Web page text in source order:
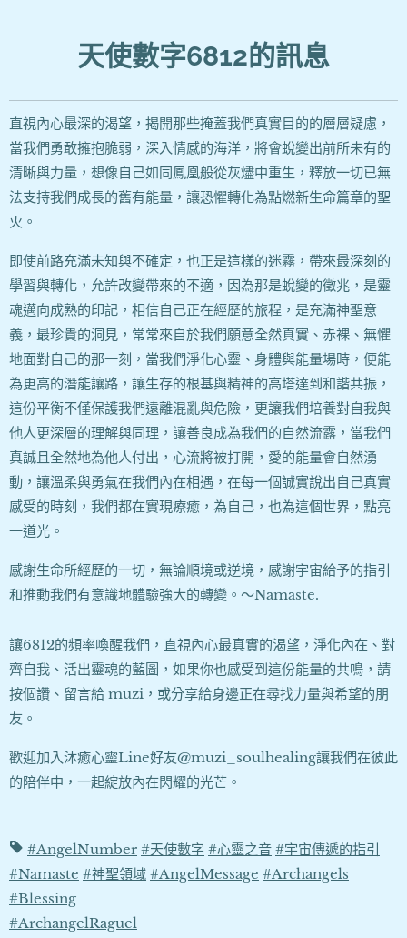
天使數字6812的訊息
直視內心最深的渴望，揭開那些掩蓋我們真實目的的層層疑慮，
當我們勇敢擁抱脆弱，深入情感的海洋，將會蛻變出前所未有的
清晰與力量，想像自己如同鳳凰般從灰燼中重生，釋放一切已無
法支持我們成長的舊有能量，讓恐懼轉化為點燃新生命篇章的聖
火。
即使前路充滿未知與不確定，也正是這樣的迷霧，帶來最深刻的
學習與轉化，允許改變帶來的不適，因為那是蛻變的徵兆，是靈
魂邁向成熟的印記，相信自己正在經歷的旅程，是充滿神聖意
義，最珍貴的洞見，常常來自於我們願意全然真實、赤裸、無懼
地面對自己的那一刻，當我們淨化心靈、身體與能量場時，便能
為更高的潛能讓路，讓生存的根基與精神的高塔達到和諧共振，
這份平衡不僅保護我們遠離混亂與危險，更讓我們培養對自我與
他人更深層的理解與同理，讓善良成為我們的自然流露，當我們
真誠且全然地為他人付出，心流將被打開，愛的能量會自然湧
動，讓溫柔與勇氣在我們內在相遇，在每一個誠實說出自己真實
感受的時刻，我們都在實現療癒，為自己，也為這個世界，點亮
一道光。
感謝生命所經歷的一切，無論順境或逆境，感謝宇宙給予的指引
和推動我們有意識地體驗強大的轉變。～Namaste.
讓6812的頻率喚醒我們，直視內心最真實的渴望，淨化內在、對
齊自我、活出靈魂的藍圖，如果你也感受到這份能量的共鳴，請
按個讚、留言給 muzi，或分享給身邊正在尋找力量與希望的朋
友。
歡迎加入沐癒心靈Line好友@muzi_soulhealing讓我們在彼此
的陪伴中，一起綻放內在閃耀的光芒。
#AngelNumber #天使數字 #心靈之音 #宇宙傳遞的指引
#Namaste #神聖領域 #AngelMessage #Archangels
#Blessing
#ArchangelRaguel